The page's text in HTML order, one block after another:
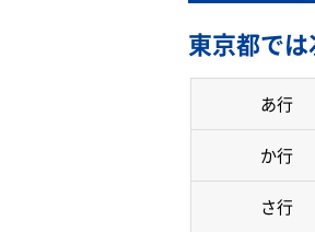
東京都では
あ行
か行
さ行